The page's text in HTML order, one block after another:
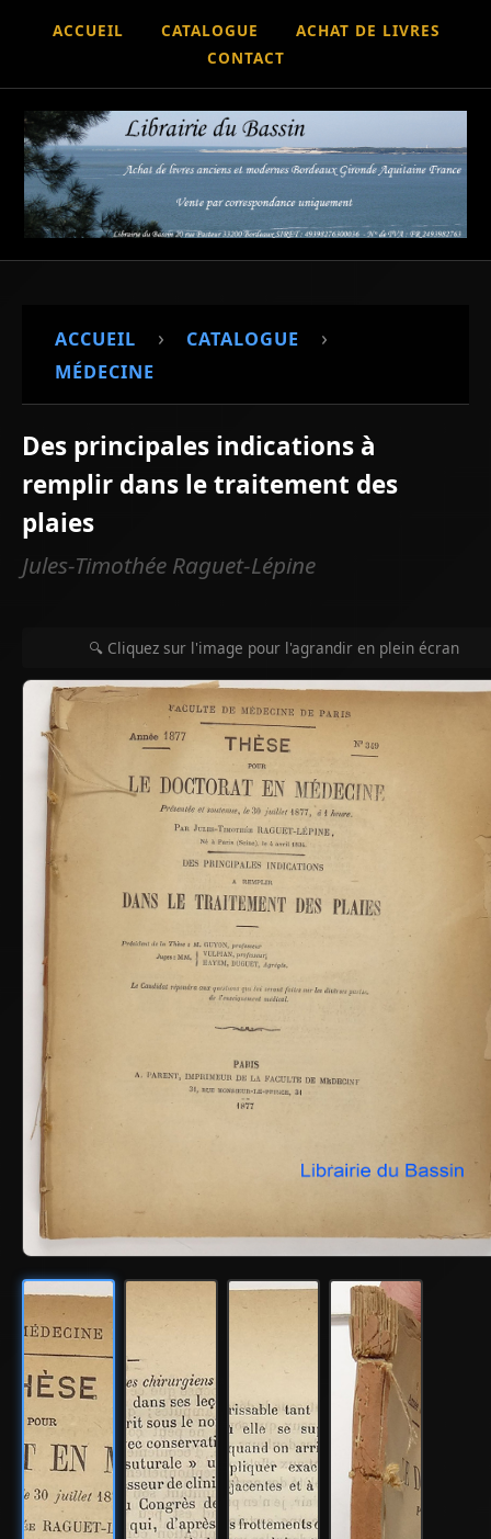
ACCUEIL CATALOGUE
ACHAT DE LIVRES
CONTACT
ACCUEIL › CATALOGUE ›
MÉDECINE
Des principales indications à
remplir dans le traitement des
plaies
Jules-Timothée Raguet-Lépine
🔍 Cliquez sur l'image pour l'agrandir en plein écran